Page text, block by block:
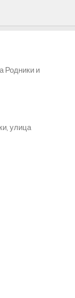
Родники и
улица